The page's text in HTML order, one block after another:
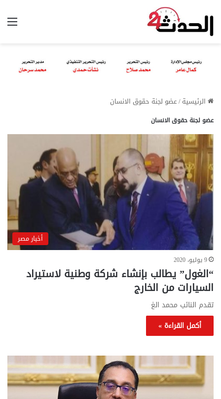
الرئيسية/عضو لجنة حقوق الانسان
عضو لجنة حقوق الانسان
أخبار مصر
9 يوليو، 2020
“الغول” يطالب بإنشاء شركة وطنية لاستيراد
السيارات من الخارج
تقدم النائب محمد الغ
أكمل القراءة »
تحركات
حكومية
لحسم
قانون
..